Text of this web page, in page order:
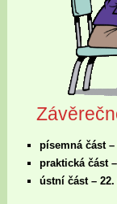
písemná část –
praktická část
ústní část – 22.